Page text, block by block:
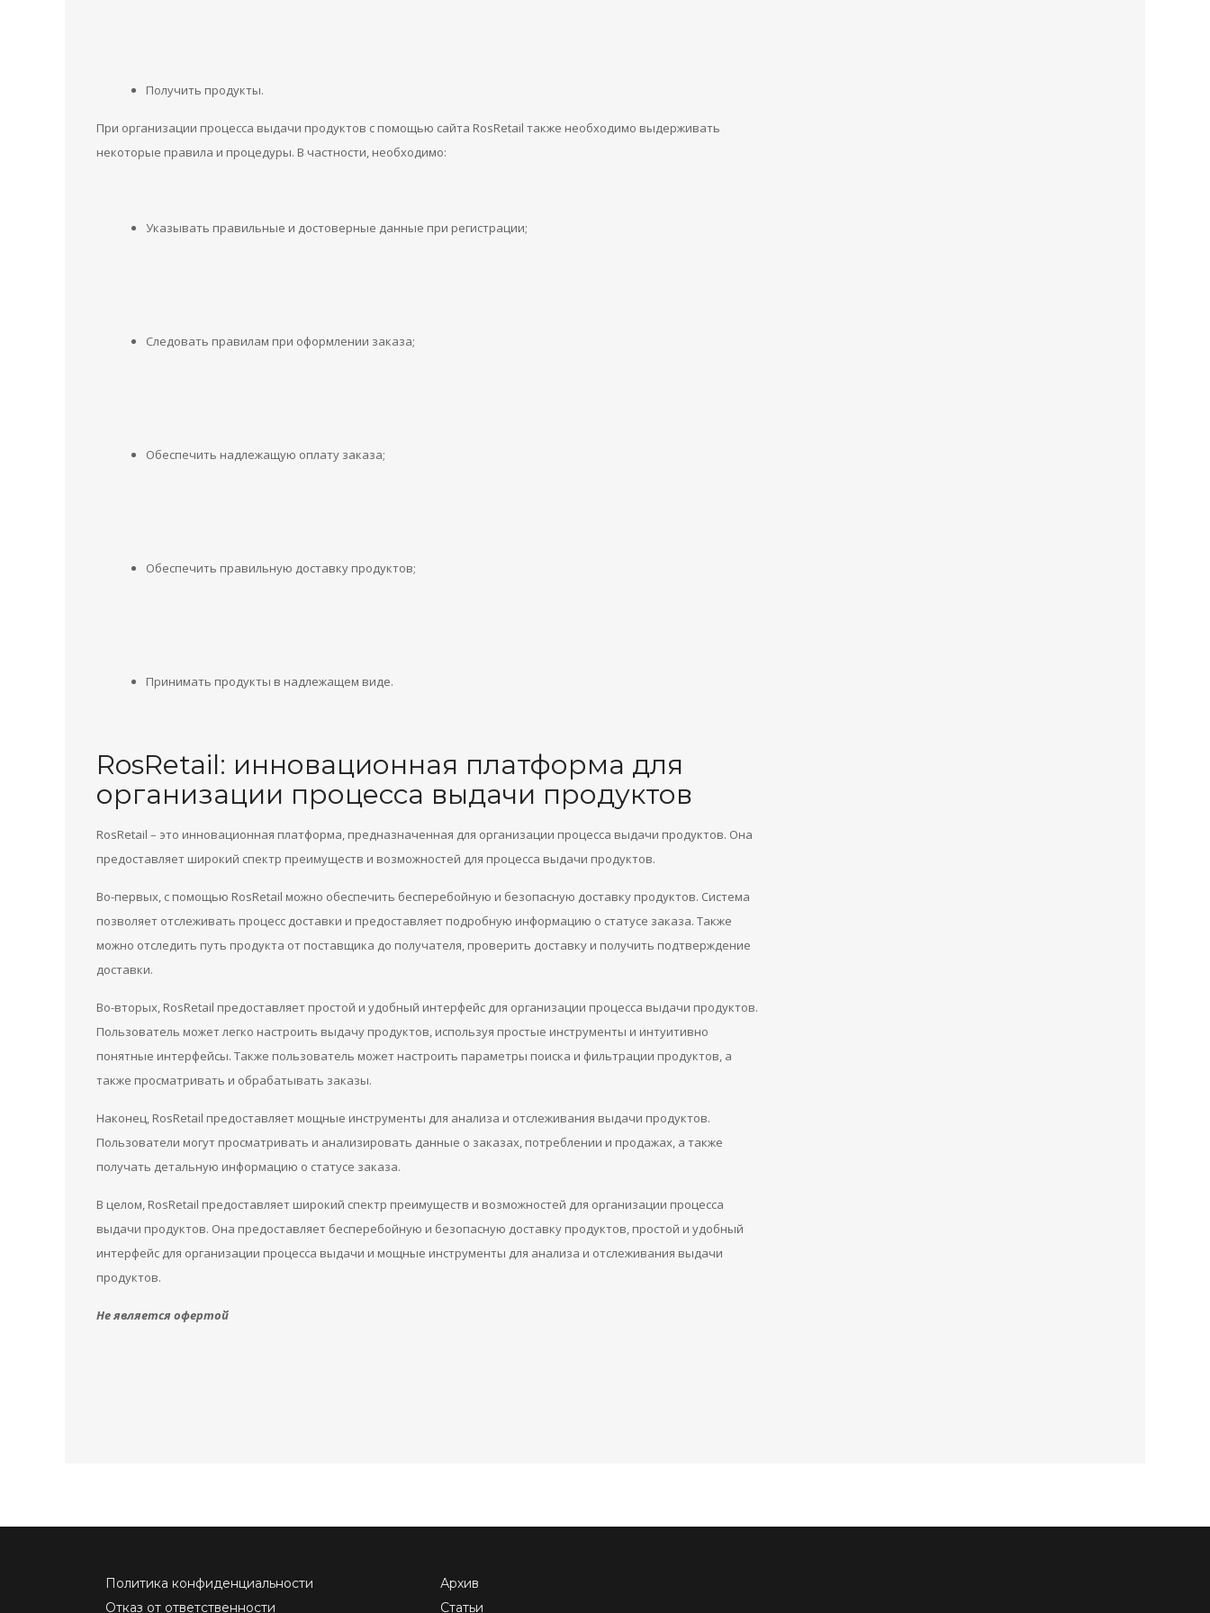
Получить продукты.
При организации процесса выдачи продуктов с помощью сайта RosRetail также необходимо выдерживать
некоторые правила и процедуры. В частности, необходимо:
Указывать правильные и достоверные данные при регистрации;
Следовать правилам при оформлении заказа;
Обеспечить надлежащую оплату заказа;
Обеспечить правильную доставку продуктов;
Принимать продукты в надлежащем виде.
RosRetail: инновационная платформа для
организации процесса выдачи продуктов
RosRetail – это инновационная платформа, предназначенная для организации процесса выдачи продуктов. Она
предоставляет широкий спектр преимуществ и возможностей для процесса выдачи продуктов.
Во-первых, с помощью RosRetail можно обеспечить бесперебойную и безопасную доставку продуктов. Система
позволяет отслеживать процесс доставки и предоставляет подробную информацию о статусе заказа. Также
можно отследить путь продукта от поставщика до получателя, проверить доставку и получить подтверждение
доставки.
Во-вторых, RosRetail предоставляет простой и удобный интерфейс для организации процесса выдачи продуктов.
Пользователь может легко настроить выдачу продуктов, используя простые инструменты и интуитивно
понятные интерфейсы. Также пользователь может настроить параметры поиска и фильтрации продуктов, а
также просматривать и обрабатывать заказы.
Наконец, RosRetail предоставляет мощные инструменты для анализа и отслеживания выдачи продуктов.
Пользователи могут просматривать и анализировать данные о заказах, потреблении и продажах, а также
получать детальную информацию о статусе заказа.
В целом, RosRetail предоставляет широкий спектр преимуществ и возможностей для организации процесса
выдачи продуктов. Она предоставляет бесперебойную и безопасную доставку продуктов, простой и удобный
интерфейс для организации процесса выдачи и мощные инструменты для анализа и отслеживания выдачи
продуктов.
Не является офертой
Политика конфиденциальности
Отказ от ответственности
Архив
Статьи